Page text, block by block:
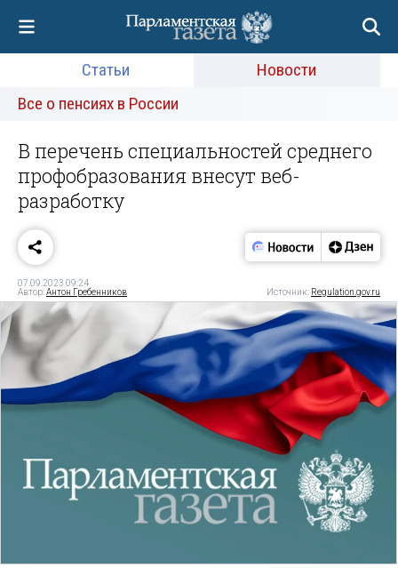
Статьи
Новости
Все о пенсиях в России
В перечень специальностей среднего
профобразования внесут веб-
разработку
07.09.2023 09:24
Автор:Антон Гребенников Источник: Regulation.gov.ru